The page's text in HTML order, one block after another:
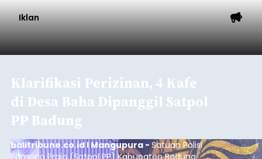
Iklan
Klarifikasi Perizinan, 4 Kafe
di Desa Baha Dipanggil Satpol
PP Badung
balitribune.co.id I Mangupura - Satuan Polisi
Pamong Praja (Satpol PP) Kabupaten Badung